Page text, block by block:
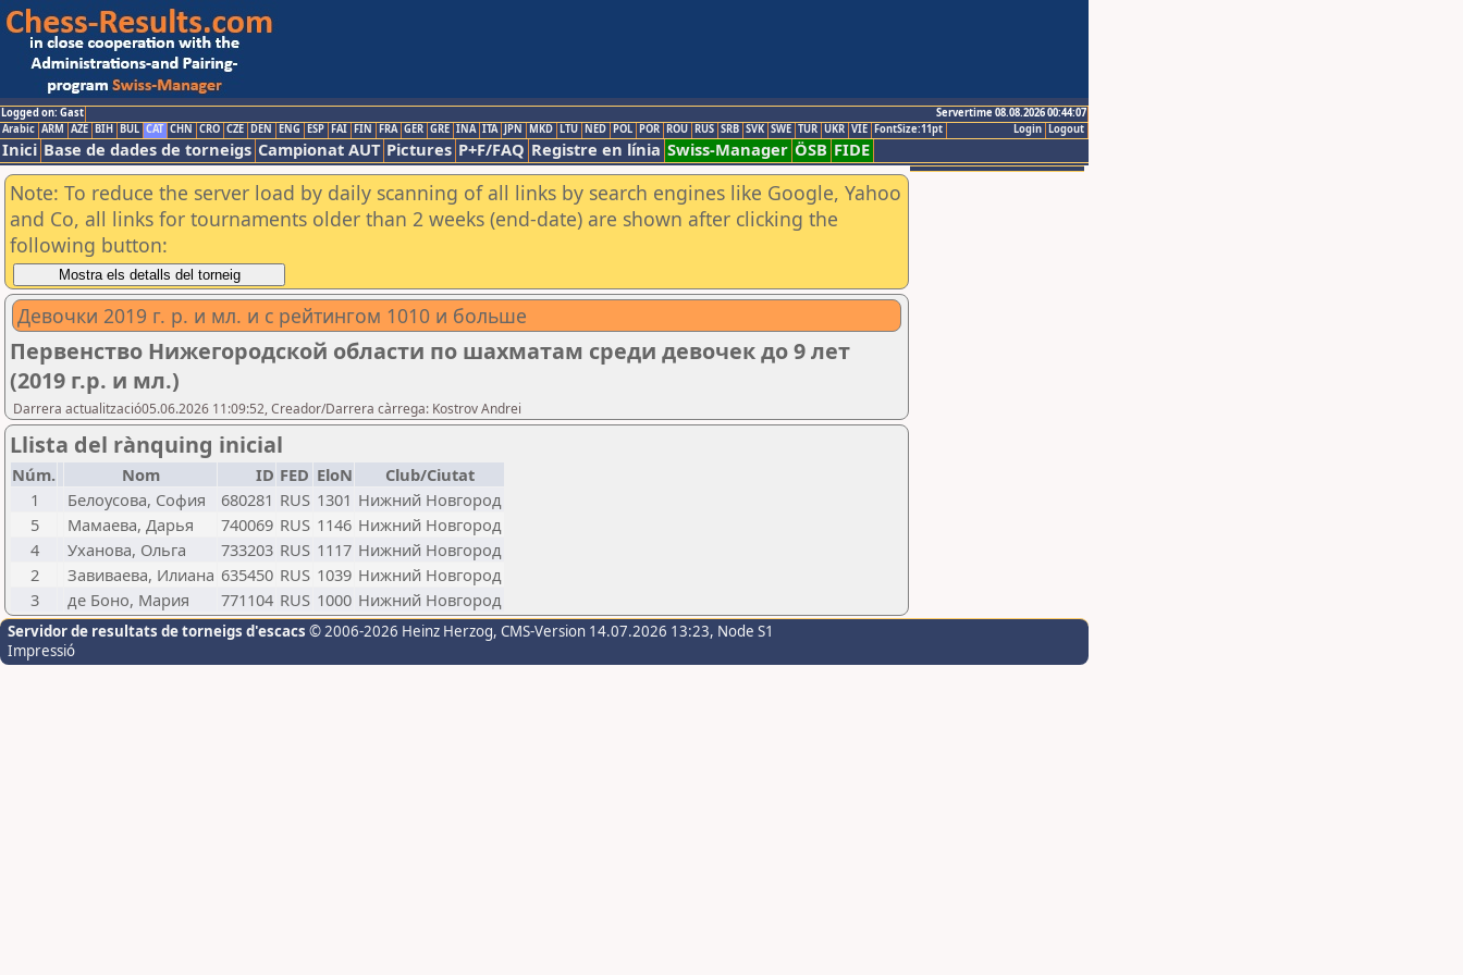
Logged on: Gast
Servertime 08.08.2026 00:44:07
Logout
Login
Arabic ARM AZE BIH BUL CAT CHN CRO CZE DEN ENG ESP FAI FIN FRA GER GRE INA ITA JPN MKD LTU NED POL POR ROU RUS SRB SVK SWE TUR UKR VIE FontSize:11pt
Inici Base de dades de torneigs Campionat AUT Pictures P+F/FAQ Registre en línia Swiss-Manager ÖSB FIDE
Note: To reduce the server load by daily scanning of all links by search engines like Google, Yahoo
and Co, all links for tournaments older than 2 weeks (end-date) are shown after clicking the
following button:
Девочки 2019 г. р. и мл. и с рейтингом 1010 и больше
Первенство Нижегородской области по шахматам среди девочек до 9 лет
(2019 г.р. и мл.)
Darrera actualització05.06.2026 11:09:52, Creador/Darrera càrrega: Kostrov Andrei
Llista del rànquing inicial
Núm. Nom ID FED EloN
Club/Ciutat
1
Белоусова, София 680281 RUS 1301 Нижний Новгород
5
Мамаева, Дарья 740069 RUS 1146 Нижний Новгород
4
Уханова, Ольга 733203 RUS 1117 Нижний Новгород
2
Завиваева, Илиана 635450 RUS 1039 Нижний Новгород
3
де Боно, Мария 771104 RUS 1000 Нижний Новгород
Servidor de resultats de torneigs d'escacs © 2006-2026 Heinz Herzog, CMS-Version 14.07.2026 13:23, Node S1
Impressió